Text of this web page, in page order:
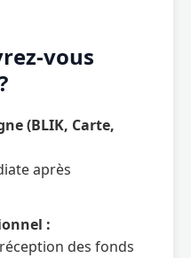
vous
(BLIK, Carte,
après
:
des fonds